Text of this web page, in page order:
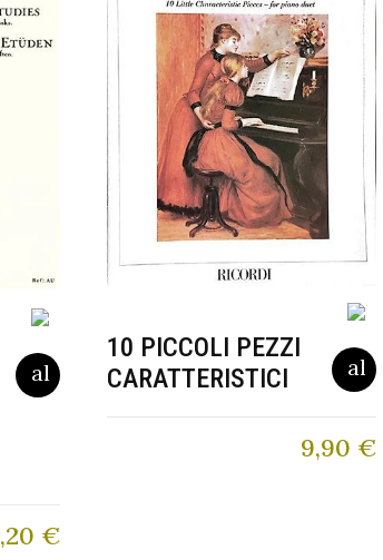
€
10 PICCOLI PEZZI
CARATTERISTICI
9,90 €